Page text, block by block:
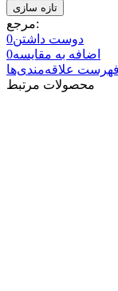
مرجع:
دوست داشتن0
اضافه به مقایسه0
فهرست علاقه‌مندی‌ها
محصولات مرتبط